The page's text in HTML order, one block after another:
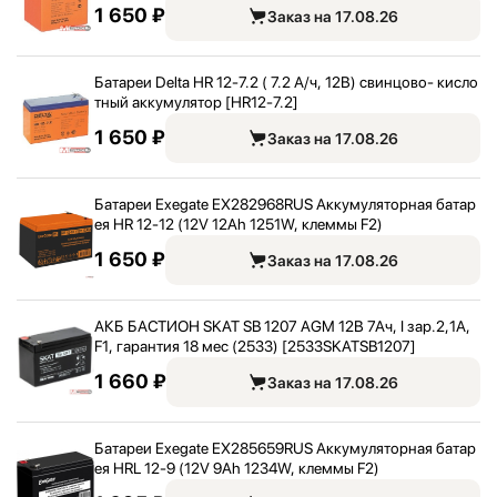
1 650 ₽ Заказ на 17.08.26
Батареи Delta HR 12-7.2 ( 7.2 А/ч, 12В) свинцово- кисло
тный аккумулятор [HR12-7.2]
1 650 ₽ Заказ на 17.08.26
Батареи Exegate EX282968RUS Аккумуляторная батар
ея HR 12-12 (12V 12Ah 1251W, клеммы F2)
1 650 ₽ Заказ на 17.08.26
АКБ БАСТИОН SKAT SB 1207 AGM 12В 7Ач, I зар.2,1А,
F1, гарантия 18 мес (2533) [2533SKATSB1207]
1 660 ₽ Заказ на 17.08.26
Батареи Exegate EX285659RUS Аккумуляторная батар
ея HRL 12-9 (12V 9Ah 1234W, клеммы F2)